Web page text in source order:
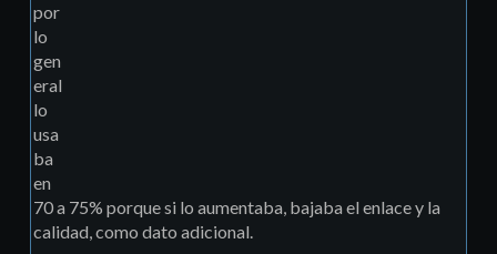
por
lo
gen
eral
lo
usa
ba
en
70 a 75% porque si lo aumentaba, bajaba el enlace y la
calidad, como dato adicional.